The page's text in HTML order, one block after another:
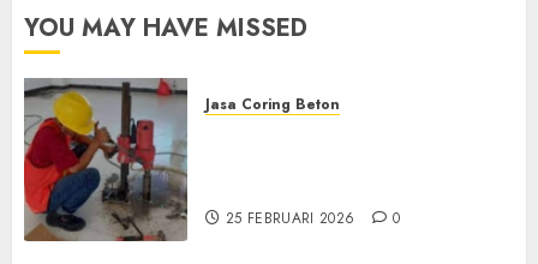
YOU MAY HAVE MISSED
Jasa Coring Beton
25 FEBRUARI 2026 0